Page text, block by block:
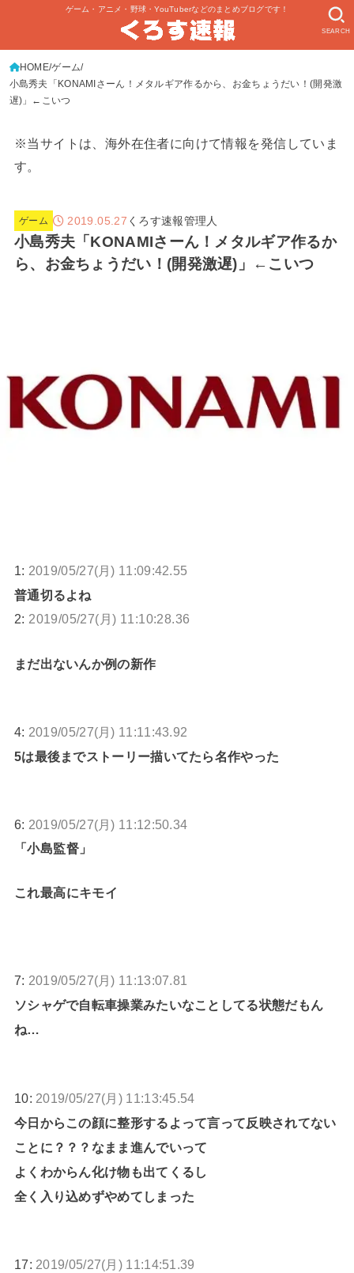
ゲーム・アニメ・野球・YouTuberなどのまとめブログです！
SEARCH
HOME ゲーム
小島秀夫「KONAMIさーん！メタルギア作るから、お金ちょうだい！(開発激
遅)」←こいつ
※当サイトは、海外在住者に向けて情報を発信していま
す。
ゲーム 2019.05.27 くろす速報管理人
小島秀夫「KONAMIさーん！メタルギア作るか
ら、お金ちょうだい！(開発激遅)」←こいつ
1: 2019/05/27(月) 11:09:42.55
普通切るよね
2: 2019/05/27(月) 11:10:28.36
まだ出ないんか例の新作
4: 2019/05/27(月) 11:11:43.92
5は最後までストーリー描いてたら名作やった
6: 2019/05/27(月) 11:12:50.34
「小島監督」
これ最高にキモイ
7: 2019/05/27(月) 11:13:07.81
ソシャゲで自転車操業みたいなことしてる状態だもん
ね…
10: 2019/05/27(月) 11:13:45.54
今日からこの顔に整形するよって言って反映されてない
ことに？？？なまま進んでいって
よくわからん化け物も出てくるし
全く入り込めずやめてしまった
17: 2019/05/27(月) 11:14:51.39